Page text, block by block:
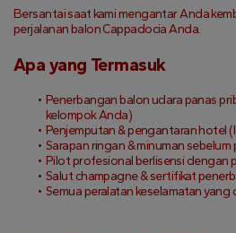
Bersantai saat kami mengantar Anda
perjalanan balon Cappadocia Anda.
Apa yang Termasuk
Penerbangan balon udara panas
kelompok Anda)
Penjemputan & pengantaran hotel
Sarapan ringan & minuman
Pilot profesional berlisensi dengan
Salut champagne & sertifikat
Semua peralatan keselamatan yang